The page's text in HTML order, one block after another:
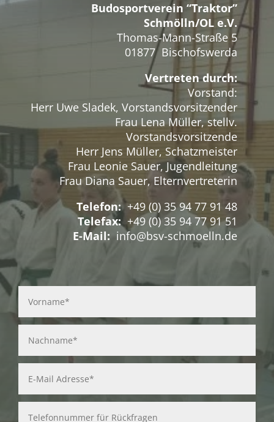
Budosportverein “Traktor”
Schmölln/OL e.V.
Thomas-Mann-Straße 5
01877 Bischofswerda
Vertreten durch:
Vorstand:
Herr Uwe Sladek, Vorstandsvorsitzender
Frau Lena Müller, stellv.
Vorstandsvorsitzende
Herr Jens Müller, Schatzmeister
Frau Leonie Sauer, Jugendleitung
Frau Diana Sauer, Elternvertreterin
Telefon:+49 (0) 35 94 77 91 48
Telefax: +49 (0) 35 94 77 91 51
E-Mail: info@bsv-schmoelln.de